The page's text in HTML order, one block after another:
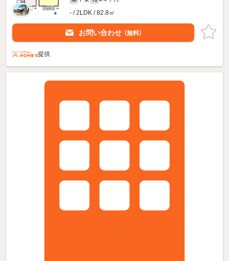
- / 2LDK / 82.8㎡
お問い合わせ （無料）
提供